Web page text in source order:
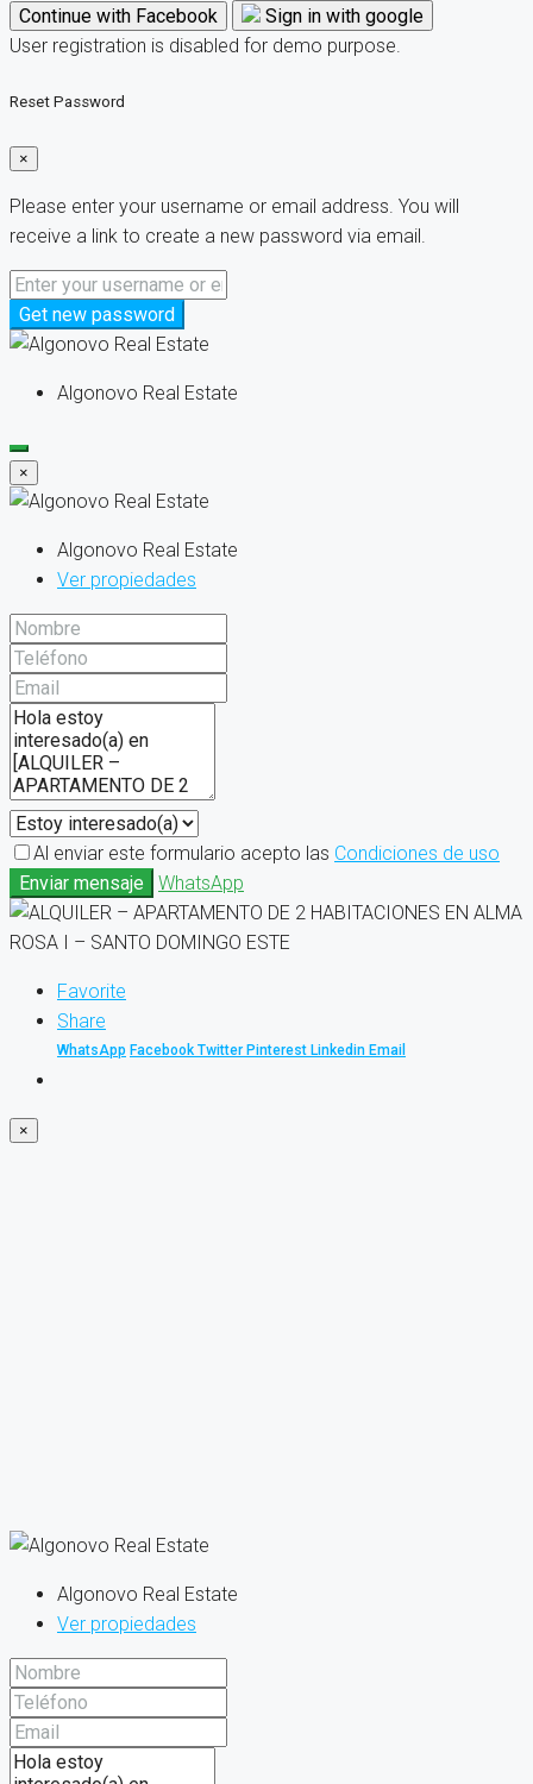
Continue with Facebook
Sign in with google
User registration is disabled for demo purpose.
Reset Password
×
Please enter your username or email address. You will
receive a link to create a new password via email.
Get new password
Algonovo Real Estate
×
Algonovo Real Estate
Ver propiedades
Al enviar este formulario acepto las Condiciones de uso
Enviar mensaje
WhatsApp
Favorite
Share
WhatsApp Facebook Twitter Pinterest Linkedin Email
×
Algonovo Real Estate
Ver propiedades